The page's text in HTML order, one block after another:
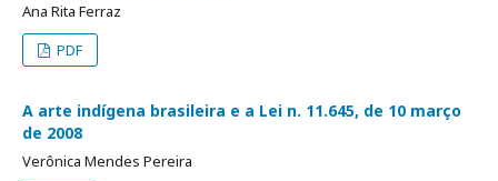
Ana Rita Ferraz
PDF
A arte indígena brasileira e a Lei n. 11.645, de 10 março
de 2008
Verônica Mendes Pereira